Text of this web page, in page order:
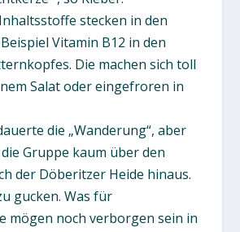
stecken in den
Vitamin B12 in den
Die machen sich toll
Salat oder eingefroren in
die „Wanderung“, aber
Gruppe kaum über den
der Döberitzer Heide hinaus.
gucken. Was für
mögen noch verborgen sein in